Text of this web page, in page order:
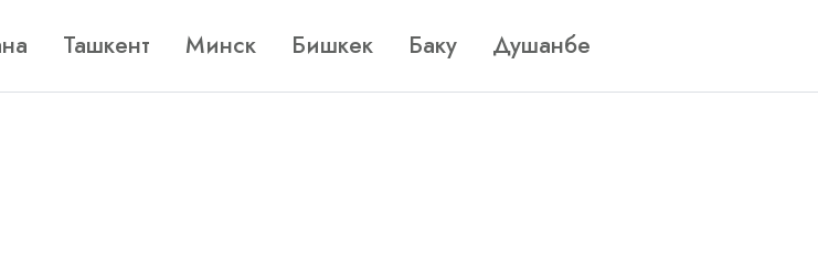
Ташкент Минск Бишкек Баку Душанбе